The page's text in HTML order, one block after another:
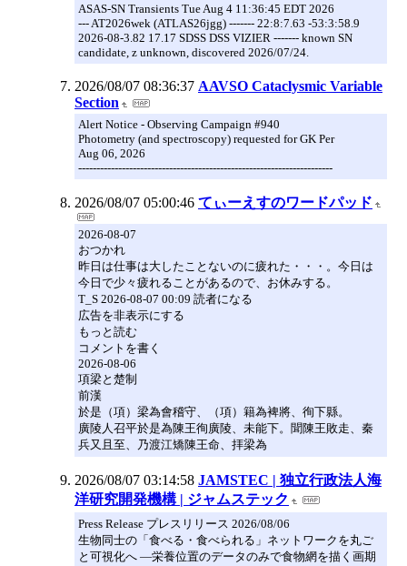
ASAS-SN Transients Tue Aug 4 11:36:45 EDT 2026
--- AT2026wek (ATLAS26jgg) ------- 22:8:7.63 -53:3:58.9
2026-08-3.82 17.17 SDSS DSS VIZIER ------- known SN
candidate, z unknown, discovered 2026/07/24.
2026/08/07 08:36:37 AAVSO Cataclysmic Variable
Section
Alert Notice - Observing Campaign #940
Photometry (and spectroscopy) requested for GK Per
Aug 06, 2026
----------------------------------------------------------------------
2026/08/07 05:00:46 てぃーえすのワードパッド
2026-08-07
おつかれ
昨日は仕事は大したことないのに疲れた・・・。今日は
今日で少々疲れることがあるので、お休みする。
T_S 2026-08-07 00:09 読者になる
広告を非表示にする
もっと読む
コメントを書く
2026-08-06
項梁と楚制
前漢
於是（項）梁為會稽守、（項）籍為裨將、徇下縣。
廣陵人召平於是為陳王徇廣陵、未能下。聞陳王敗走、秦
兵又且至、乃渡江矯陳王命、拝梁為
2026/08/07 03:14:58 JAMSTEC | 独立行政法人海
洋研究開発機構 | ジャムステック
Press Release プレスリリース 2026/08/06
生物同士の「食べる・食べられる」ネットワークを丸ご
と可視化へ ―栄養位置のデータのみで食物網を描く画期